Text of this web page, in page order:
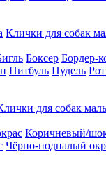
Клички для собак
Боксер Бордер-
Питбуль Пудель
для собак
Коричневый/
Чёрно-подпалый